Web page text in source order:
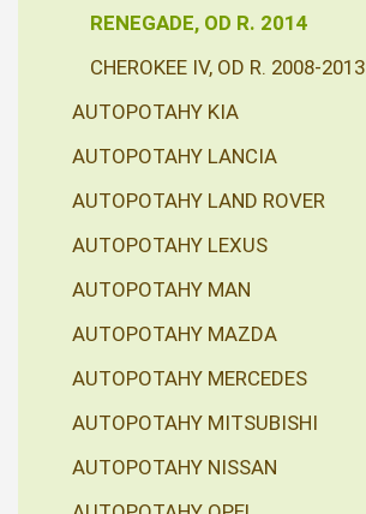
RENEGADE, OD R. 2014
CHEROKEE IV, OD R. 2008-2013
AUTOPOTAHY KIA
AUTOPOTAHY LANCIA
AUTOPOTAHY LAND ROVER
AUTOPOTAHY LEXUS
AUTOPOTAHY MAN
AUTOPOTAHY MAZDA
AUTOPOTAHY MERCEDES
AUTOPOTAHY MITSUBISHI
AUTOPOTAHY NISSAN